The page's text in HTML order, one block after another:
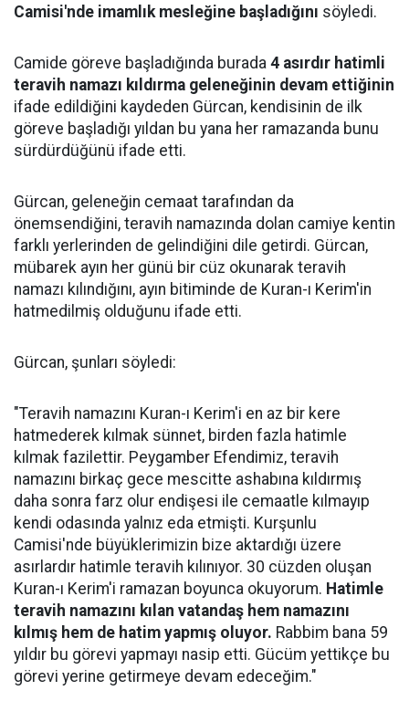
Camisi'nde imamlık mesleğine başladığını söyledi.
Camide göreve başladığında burada 4 asırdır hatimli
teravih namazı kıldırma geleneğinin devam ettiğinin
ifade edildiğini kaydeden Gürcan, kendisinin de ilk
göreve başladığı yıldan bu yana her ramazanda bunu
sürdürdüğünü ifade etti.
Gürcan, geleneğin cemaat tarafından da
önemsendiğini, teravih namazında dolan camiye kentin
farklı yerlerinden de gelindiğini dile getirdi. Gürcan,
mübarek ayın her günü bir cüz okunarak teravih
namazı kılındığını, ayın bitiminde de Kuran-ı Kerim'in
hatmedilmiş olduğunu ifade etti.
Gürcan, şunları söyledi:
"Teravih namazını Kuran-ı Kerim'i en az bir kere
hatmederek kılmak sünnet, birden fazla hatimle
kılmak fazilettir. Peygamber Efendimiz, teravih
namazını birkaç gece mescitte ashabına kıldırmış
daha sonra farz olur endişesi ile cemaatle kılmayıp
kendi odasında yalnız eda etmişti. Kurşunlu
Camisi'nde büyüklerimizin bize aktardığı üzere
asırlardır hatimle teravih kılınıyor. 30 cüzden oluşan
Kuran-ı Kerim'i ramazan boyunca okuyorum. Hatimle
teravih namazını kılan vatandaş hem namazını
kılmış hem de hatim yapmış oluyor. Rabbim bana 59
yıldır bu görevi yapmayı nasip etti. Gücüm yettikçe bu
görevi yerine getirmeye devam edeceğim."